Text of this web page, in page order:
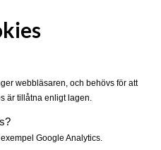
webbläsaren, och behövs för att
är tillåtna enligt lagen.
?
Google Analytics.